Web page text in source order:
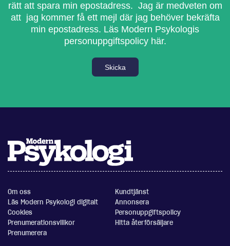
rätt att spara min epostadress. Jag är medveten om
att jag kommer få ett mejl där jag behöver bekräfta
min epostadress. Läs Modern Psykologis
personuppgiftspolicy här.
Skicka
Om oss
Kundtjänst
Läs Modern Psykologi digitalt
Annonsera
Cookies
Personuppgiftspolicy
Prenumerationsvillkor
Hitta återförsäljare
Prenumerera